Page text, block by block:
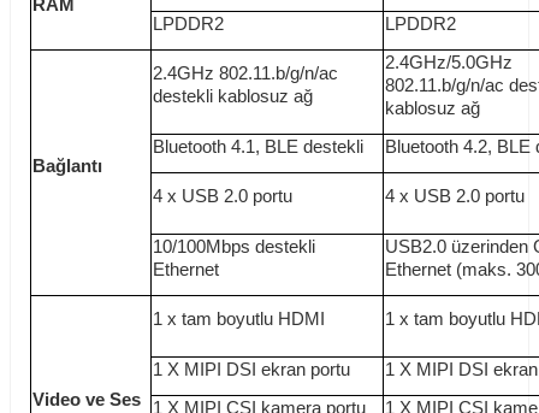
RAM
LPDDR2
LPDDR2
Bağlantı
2.4GHz 802.11.b/g/n/ac
destekli kablosuz ağ
2.4GHz/5.0GHz
802.11.b/g/n/ac
kablosuz ağ
Bluetooth 4.1, BLE destekli
Bluetooth 4.2, BLE
4 x USB 2.0 portu 4 x USB 2.0 portu
10/100Mbps destekli
Ethernet
USB2.0 üzerinden
Ethernet (maks.
Video ve Ses
1 x tam boyutlu HDMI 1 x tam boyutlu
1 X MIPI DSI ekran portu
1 X MIPI DSI
1 X MIPI CSI kamera portu
1 X MIPI CSI